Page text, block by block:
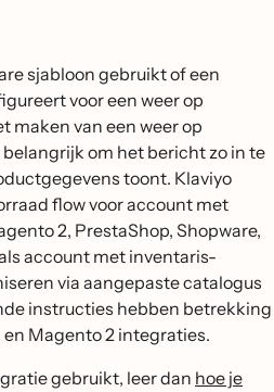
sjabloon gebruikt of een
voor een weer op
maken van een weer op
om het bericht zo in te
toont. Klaviyo
flow voor account met
2, PrestaShop, Shopware,
account met inventaris-
via aangepaste catalogus
instructies hebben betrekking
Magento 2 integraties.
gebruikt, leer dan hoe je